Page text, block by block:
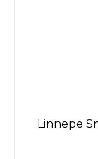
Linnepe